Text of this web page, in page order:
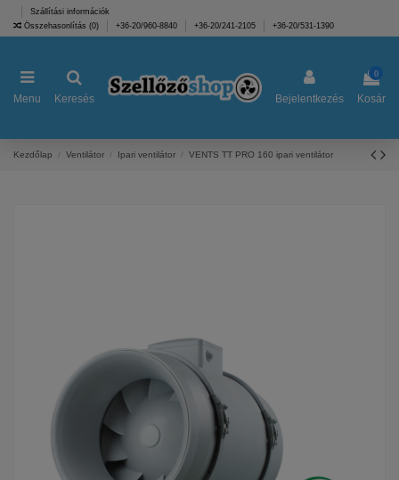
Szállítási információk
Összehasonlítás (0) +36-20/960-8840 +36-20/241-2105 +36-20/531-1390
Menu Keresés Bejelentkezés
0
Kosár
Kezdőlap Ventilátor Ipari ventilátor VENTS TT PRO 160 ipari ventilátor